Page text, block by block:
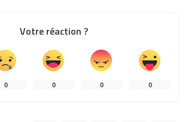
Votre réaction ?
0 0 0 0